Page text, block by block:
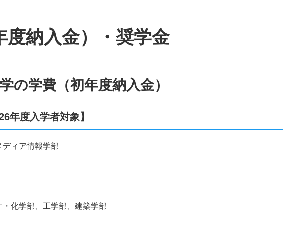
度納入金）・奨学金
の学費（初年度納入金）
年度入学者対象】
ィア情報学部
化学部、工学部、建築学部